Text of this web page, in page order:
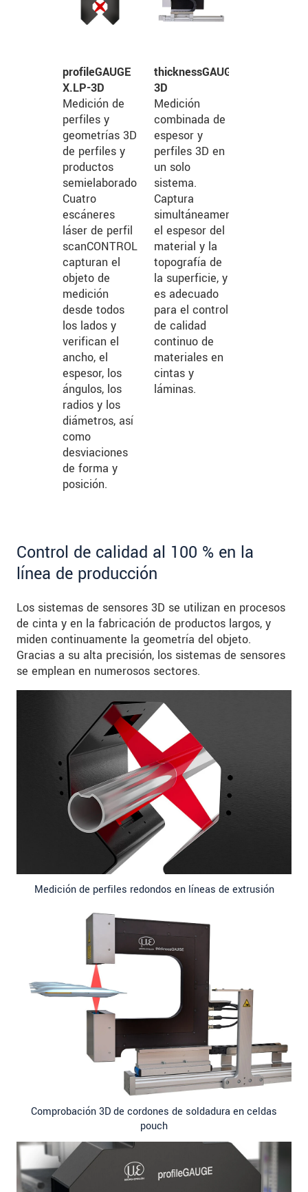
profileGAUGE
X.LP-3D
Medición de
perfiles y
geometrías 3D
de perfiles y
productos
semielaborados.
Cuatro
escáneres
láser de perfil
scanCONTROL
capturan el
objeto de
medición
desde todos
los lados y
verifican el
ancho, el
espesor, los
ángulos, los
radios y los
diámetros, así
como
desviaciones
de forma y
posición.
thicknessGAUGE
3D
Medición
combinada de
espesor y
perfiles 3D en
un solo
sistema.
Captura
simultáneamente
el espesor del
material y la
topografía de
la superficie, y
es adecuado
para el control
de calidad
continuo de
materiales en
cintas y
láminas.
Control de calidad al 100 % en la
línea de producción
Los sistemas de sensores 3D se utilizan en procesos
de cinta y en la fabricación de productos largos, y
miden continuamente la geometría del objeto.
Gracias a su alta precisión, los sistemas de sensores
se emplean en numerosos sectores.
Medición de perfiles redondos en líneas de extrusión
Comprobación 3D de cordones de soldadura en celdas
pouch